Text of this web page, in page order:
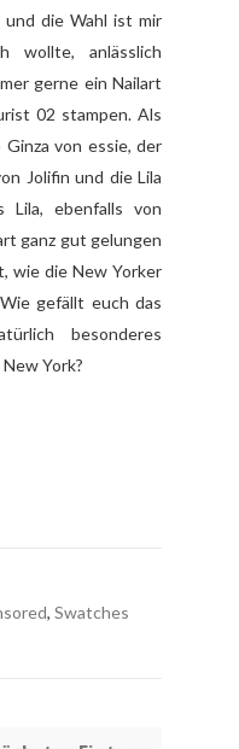
die Wahl ist mir
wollte, anlässlich
gerne ein Nailart
02 stampen. Als
von essie, der
Jolifin und die Lila
Lila, ebenfalls von
ganz gut gelungen
wie die New Yorker
gefällt euch das
besonderes
York?
, Swatches